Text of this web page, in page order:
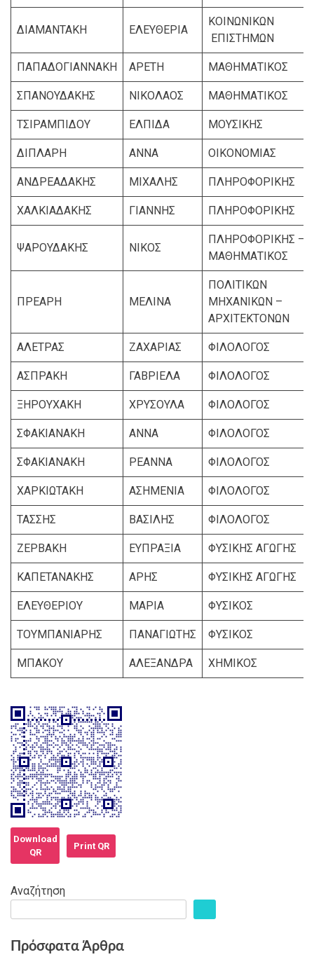
ΔΙΑΜΑΝΤΑΚΗ ΕΛΕΥΘΕΡΙΑ
ΚΟΙΝΩΝΙΚΩΝ
ΕΠΙΣΤΗΜΩΝ
ΠΑΠΑΔΟΓΙΑΝΝΑΚΗ ΑΡΕΤΗ ΜΑΘΗΜΑΤΙΚΟΣ
ΣΠΑΝΟΥΔΑΚΗΣ ΝΙΚΟΛΑΟΣ ΜΑΘΗΜΑΤΙΚΟΣ
ΤΣΙΡΑΜΠΙΔΟΥ ΕΛΠΙΔΑ ΜΟΥΣΙΚΗΣ
ΔΙΠΛΑΡΗ ΑΝΝΑ ΟΙΚΟΝΟΜΙΑΣ
ΑΝΔΡΕΑΔΑΚΗΣ ΜΙΧΑΛΗΣ ΠΛΗΡΟΦΟΡΙΚΗΣ
ΧΑΛΚΙΑΔΑΚΗΣ ΓΙΑΝΝΗΣ ΠΛΗΡΟΦΟΡΙΚΗΣ
ΨΑΡΟΥΔΑΚΗΣ ΝΙΚΟΣ
ΠΛΗΡΟΦΟΡΙΚΗΣ –
ΜΑΘΗΜΑΤΙΚΟΣ
ΠΡΕΑΡΗ ΜΕΛΙΝΑ
ΠΟΛΙΤΙΚΩΝ
ΜΗΧΑΝΙΚΩΝ –
ΑΡΧΙΤΕΚΤΟΝΩΝ
ΑΛΕΤΡΑΣ ΖΑΧΑΡΙΑΣ ΦΙΛΟΛΟΓΟΣ
ΑΣΠΡΑΚΗ ΓΑΒΡΙΕΛΑ ΦΙΛΟΛΟΓΟΣ
ΞΗΡΟΥΧΑΚΗ ΧΡΥΣΟΥΛΑ ΦΙΛΟΛΟΓΟΣ
ΣΦΑΚΙΑΝΑΚΗ ΑΝΝΑ ΦΙΛΟΛΟΓΟΣ
ΣΦΑΚΙΑΝΑΚΗ ΡΕΑΝΝΑ ΦΙΛΟΛΟΓΟΣ
ΧΑΡΚΙΩΤΑΚΗ ΑΣΗΜΕΝΙΑ ΦΙΛΟΛΟΓΟΣ
ΤΑΣΣΗΣ ΒΑΣΙΛΗΣ ΦΙΛΟΛΟΓΟΣ
ΖΕΡΒΑΚΗ ΕΥΠΡΑΞΙΑ ΦΥΣΙΚΗΣ ΑΓΩΓΗΣ
ΚΑΠΕΤΑΝΑΚΗΣ ΑΡΗΣ ΦΥΣΙΚΗΣ ΑΓΩΓΗΣ
ΕΛΕΥΘΕΡΙΟΥ ΜΑΡΙΑ ΦΥΣΙΚΟΣ
ΤΟΥΜΠΑΝΙΑΡΗΣ ΠΑΝΑΓΙΩΤΗΣ ΦΥΣΙΚΟΣ
ΜΠΑΚΟΥ ΑΛΕΞΑΝΔΡΑ ΧΗΜΙΚΟΣ
Download
QR
Print QR
Αναζήτηση
Πρόσφατα Άρθρα